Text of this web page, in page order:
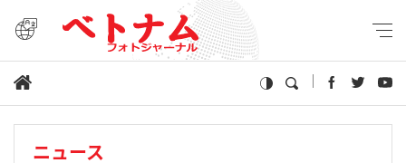
ニュース